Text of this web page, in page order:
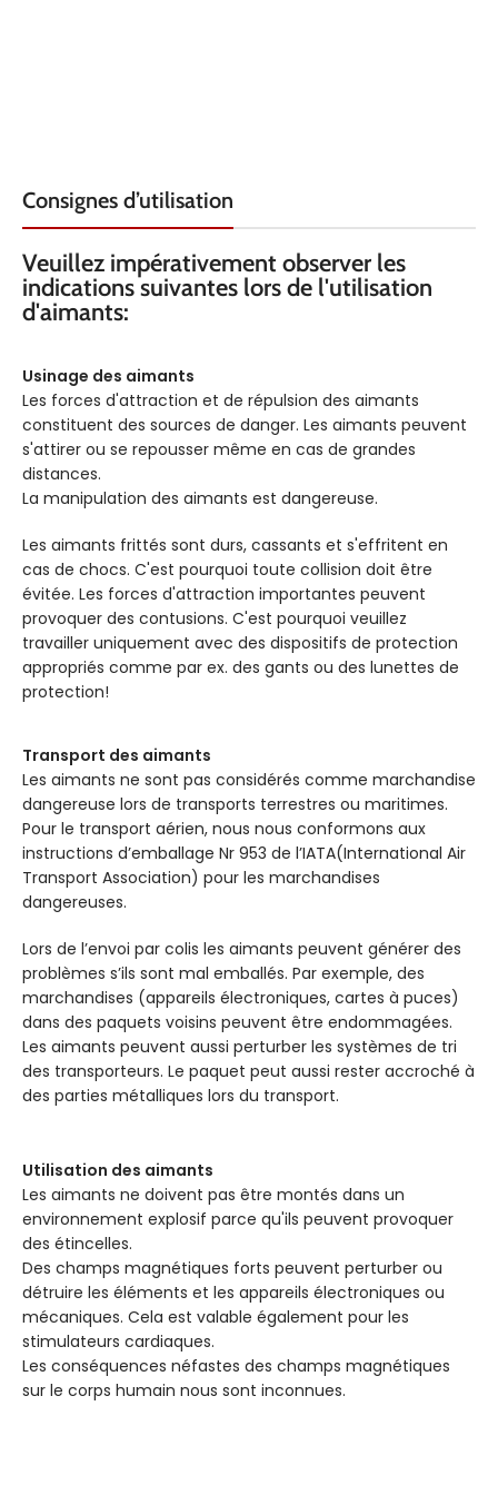
Consignes d’utilisation
Veuillez impérativement observer les
indications suivantes lors de l'utilisation
d'aimants:
Usinage des aimants
Les forces d'attraction et de répulsion des aimants
constituent des sources de danger. Les aimants peuvent
s'attirer ou se repousser même en cas de grandes
distances.
La manipulation des aimants est dangereuse.
Les aimants frittés sont durs, cassants et s'effritent en
cas de chocs. C'est pourquoi toute collision doit être
évitée. Les forces d'attraction importantes peuvent
provoquer des contusions. C'est pourquoi veuillez
travailler uniquement avec des dispositifs de protection
appropriés comme par ex. des gants ou des lunettes de
protection!
Transport des aimants
Les aimants ne sont pas considérés comme marchandise
dangereuse lors de transports terrestres ou maritimes.
Pour le transport aérien, nous nous conformons aux
instructions d’emballage Nr 953 de l’IATA(International Air
Transport Association) pour les marchandises
dangereuses.
Lors de l’envoi par colis les aimants peuvent générer des
problèmes s’ils sont mal emballés. Par exemple, des
marchandises (appareils électroniques, cartes à puces)
dans des paquets voisins peuvent être endommagées.
Les aimants peuvent aussi perturber les systèmes de tri
des transporteurs. Le paquet peut aussi rester accroché à
des parties métalliques lors du transport.
Utilisation des aimants
Les aimants ne doivent pas être montés dans un
environnement explosif parce qu'ils peuvent provoquer
des étincelles.
Des champs magnétiques forts peuvent perturber ou
détruire les éléments et les appareils électroniques ou
mécaniques. Cela est valable également pour les
stimulateurs cardiaques.
Les conséquences néfastes des champs magnétiques
sur le corps humain nous sont inconnues.